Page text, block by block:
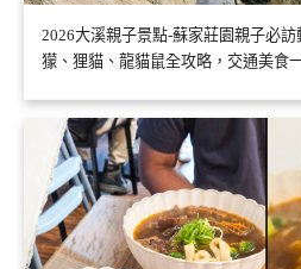
2026大溪親子景點-蘇家莊園親子必
獴、狸貓、龍貓鼠全攻略，交通美食